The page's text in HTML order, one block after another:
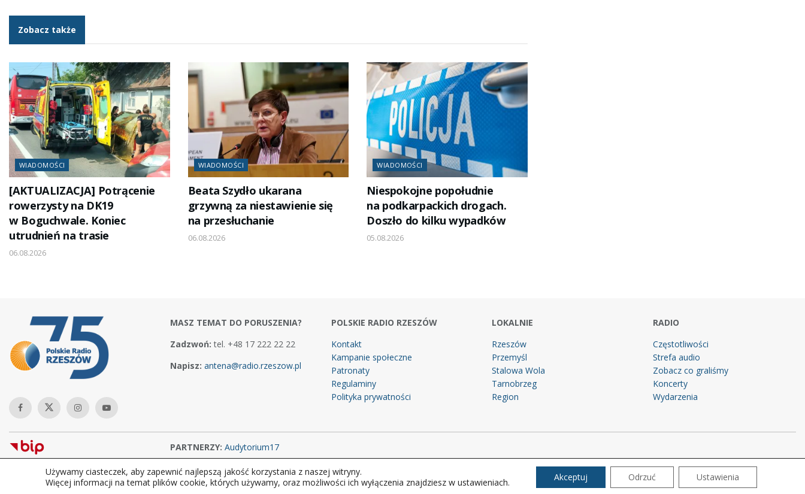
Zobacz także
WIADOMOŚCI
[AKTUALIZACJA] Potrącenie
rowerzysty na DK19
w Boguchwale. Koniec
utrudnień na trasie
06.08.2026
WIADOMOŚCI
Beata Szydło ukarana
grzywną za niestawienie się
na przesłuchanie
06.08.2026
WIADOMOŚCI
Niespokojne popołudnie
na podkarpackich drogach.
Doszło do kilku wypadków
05.08.2026
MASZ TEMAT DO PORUSZENIA?
Zadzwoń: tel. +48 17 222 22 22
Napisz: antena@radio.rzeszow.pl
POLSKIE RADIO RZESZÓW
Kontakt
Kampanie społeczne
Patronaty
Regulaminy
Polityka prywatności
LOKALNIE
Rzeszów
Przemyśl
Stalowa Wola
Tarnobrzeg
Region
RADIO
Częstotliwości
Strefa audio
Zobacz co graliśmy
Koncerty
Wydarzenia
PARTNERZY: Audytorium17
Copyright © 2026Polskie Radio Rzeszów S.A. w likwidacj. Wszelkie prawa zastrzeżone.
Używamy ciasteczek, aby zapewnić najlepszą jakość korzystania z naszej witryny.
Więcej informacji na temat plików cookie, których używamy, oraz możliwości ich wyłączenia znajdziesz w ustawieniach.
Akceptuj Odrzuć Ustawienia